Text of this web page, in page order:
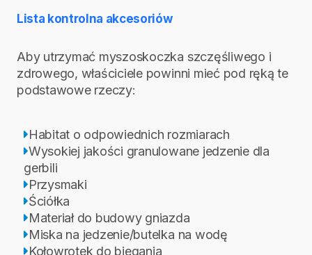
Lista kontrolna akcesoriów
Aby utrzymać myszoskoczka szczęśliwego i
zdrowego, właściciele powinni mieć pod ręką te
podstawowe rzeczy:
Habitat o odpowiednich rozmiarach
Wysokiej jakości granulowane jedzenie dla
gerbili
Przysmaki
Ściółka
Materiał do budowy gniazda
Miska na jedzenie/butelka na wodę
Kołowrotek do biegania